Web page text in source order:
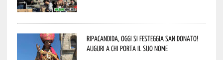
Ripacandida, oggi si festeggia San Donato!
Auguri a chi porta il suo nome